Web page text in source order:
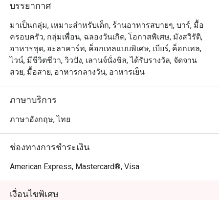
บรรยากาศ
มาเป็นกลุ่ม, เหมาะสำหรับเด็ก, ร้านอาหารสบายๆ, บาร์, มื้อ
ครอบครัว, กลุ่มเพื่อน, ฉลองวันเกิด, โอกาสพิเศษ, มังสวิรัติ,
อาหารชุด, อะลาคาร์ท, ค็อกเทลแบบพิเศษ, เบียร์, ค็อกเทล,
ไวน์, มีชีวิตชีวา, วิวปัง, เลานจ์นั่งชิล, ได้รับรางวัล, จัดจาน
สวย, มื้อสาย, อาหารกลางวัน, อาหารเย็น
ภาษาบริการ
ภาษาอังกฤษ, ไทย
ช่องทางการชำระเงิน
American Express, Mastercard®, Visa
เงื่อนไขพิเศษ